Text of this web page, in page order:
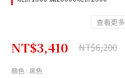
查看更多
NT$3,410 NT$6,200
顏色 : 黑色